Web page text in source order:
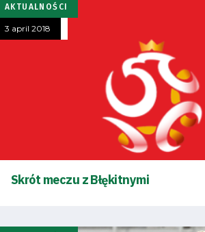
AKTUALNOŚCI
3 april 2018
Skrót meczu z Błękitnymi